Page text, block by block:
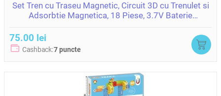
Set Tren cu Traseu Magnetic, Circuit 3D cu Trenulet si
Adsorbtie Magnetica, 18 Piese, 3.7V Baterie
75.00 lei
Cashback:7 puncte